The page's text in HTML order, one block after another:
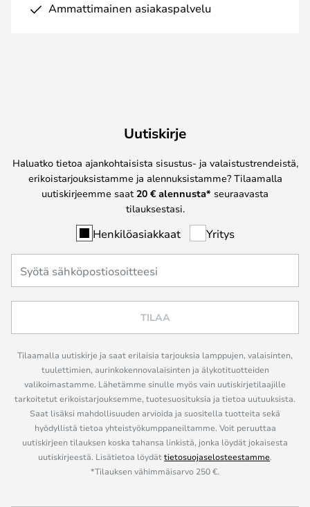
Ammattimainen asiakaspalvelu
Uutiskirje
Haluatko tietoa ajankohtaisista sisustus- ja valaistustrendeistä,
erikoistarjouksistamme ja alennuksistamme? Tilaamalla
uutiskirjeemme saat 20 € alennusta* seuraavasta
tilauksestasi.
Henkilöasiakkaat Yritys
TILAA
Tilaamalla uutiskirje ja saat erilaisia tarjouksia lamppujen, valaisinten,
tuulettimien, aurinkokennovalaisinten ja älykotituotteiden
valikoimastamme. Lähetämme sinulle myös vain uutiskirjetilaajille
tarkoitetut erikoistarjouksemme, tuotesuosituksia ja tietoa uutuuksista.
Saat lisäksi mahdollisuuden arvioida ja suositella tuotteita sekä
hyödyllistä tietoa yhteistyökumppaneiltamme. Voit peruuttaa
uutiskirjeen tilauksen koska tahansa linkistä, jonka löydät jokaisesta
uutiskirjeestä. Lisätietoa löydättietosuojaselosteestamme.
*Tilauksen vähimmäisarvo 250 €.